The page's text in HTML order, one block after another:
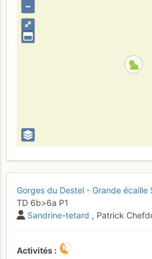
⤢
–
Gorges du Destel - Grande écaille
TD 6b>6a P1
Sandrine-tetard , Patrick
Activités